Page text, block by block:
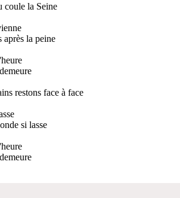
coule la Seine
la peine
restons face à face
si lasse